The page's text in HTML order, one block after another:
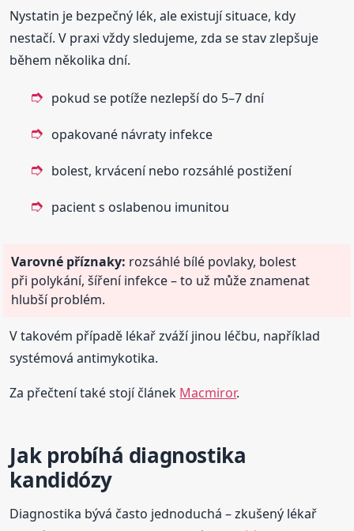
Nystatin je bezpečný lék, ale existují situace, kdy
nestačí. V praxi vždy sledujeme, zda se stav zlepšuje
během několika dní.
pokud se potíže nezlepší do 5–7 dní
opakované návraty infekce
bolest, krvácení nebo rozsáhlé postižení
pacient s oslabenou imunitou
Varovné příznaky: rozsáhlé bílé povlaky, bolest
při polykání, šíření infekce – to už může znamenat
hlubší problém.
V takovém případě lékař zváží jinou léčbu, například
systémová antimykotika.
Za přečtení také stojí článek Macmiror.
Jak probíhá diagnostika
kandidózy
Diagnostika bývá často jednoduchá – zkušený lékař